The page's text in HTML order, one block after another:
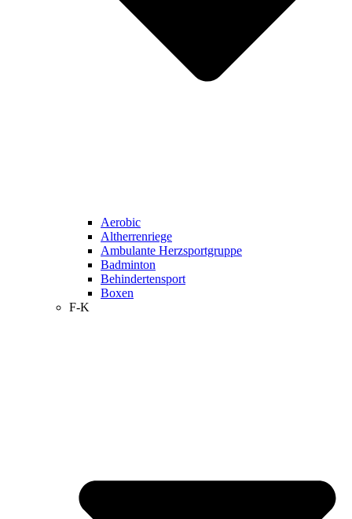
Aerobic
Altherrenriege
Ambulante Herzsportgruppe
Badminton
Behindertensport
Boxen
F-K